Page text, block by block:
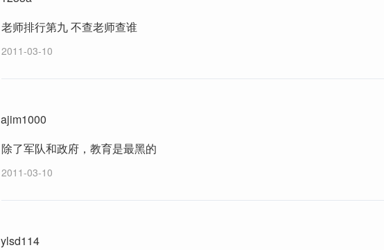
老师排行第九 不查老师查谁
2011-03-10
ajim1000
除了军队和政府，教育是最黑的
2011-03-10
ylsd114